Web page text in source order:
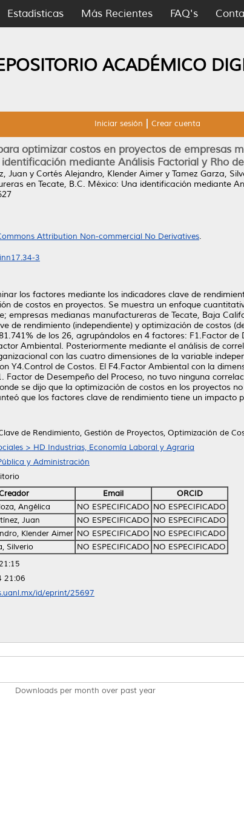
Estadísticas Más Recientes FAQ's
ACADÉMICO
Iniciar sesión Crear cuenta
optimizar costos en proyectos de empresas
identificación mediante Análisis Factorial y Rho
Juan y Cortés Alejandro, Klender Aimer y Tamez Garza,
en Tecate, B.C. México: Una identificación mediante
Attribution Non-commercial No Derivatives.
3
los factores mediante los indicadores clave de
de costos en proyectos. Se muestra un enfoque
empresas medianas manufactureras de Tecate, Baja
de rendimiento (independiente) y optimización de costos
de los 26, agrupándolos en 4 factores: F1.Factor de
Ambiental. Posteriormente mediante el análisis de
con las cuatro dimensiones de la variable
Y4.Control de Costos. El F4.Factor Ambiental con la
Factor de Desempeño del Proceso, no tuvo ninguna
se dijo que la optimización de costos en los proyectos
que los factores clave de rendimiento tiene un impacto
de Rendimiento, Gestión de Proyectos, Optimización de
> HD Industrias, Economía Laboral y Agraria
y Administración
Email
ORCID
Angélica
NO ESPECIFICADO NO ESPECIFICADO
Juan
NO ESPECIFICADO NO ESPECIFICADO
Klender Aimer NO ESPECIFICADO NO ESPECIFICADO
Silverio
NO ESPECIFICADO NO ESPECIFICADO
21:06
id/eprint/25697
Downloads per month over past year